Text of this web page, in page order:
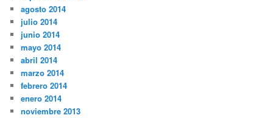
agosto 2014
julio 2014
junio 2014
mayo 2014
abril 2014
marzo 2014
febrero 2014
enero 2014
noviembre 2013